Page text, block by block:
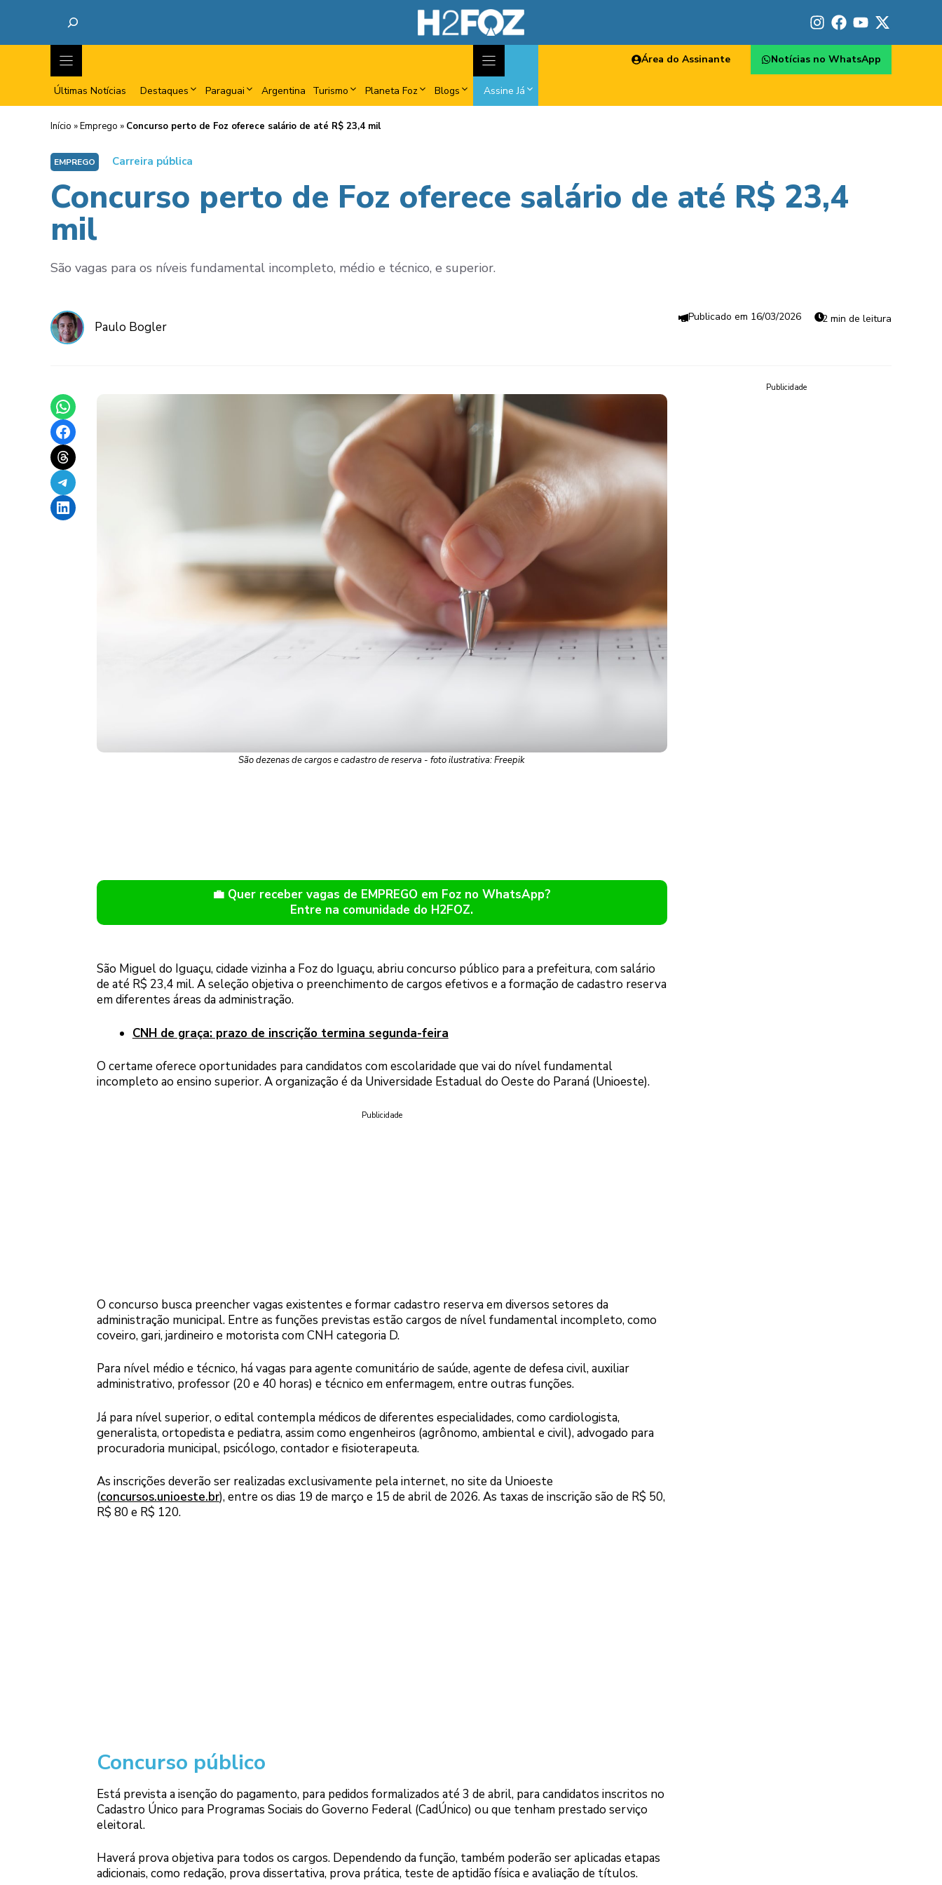
Últimas Notícias Destaques Paraguai Argentina Turismo Planeta Foz Blogs Assine Já
Área do Assinante Notícias no WhatsApp
Início »Emprego » Concurso perto de Foz oferece salário de até R$ 23,4 mil
EMPREGO Carreira pública
Concurso perto de Foz oferece salário de até R$ 23,4
mil
São vagas para os níveis fundamental incompleto, médio e técnico, e superior.
Paulo Bogler
16/03/2026 2 min de leitura
Share on WhatsApp
Share on Facebook
Share on Threads
Share on Telegram
Share on LinkedIn
São dezenas de cargos e cadastro de reserva - foto ilustrativa: Freepik
💼 Quer receber vagas de EMPREGO em Foz no WhatsApp?
Entre na comunidade do H2FOZ.
São Miguel do Iguaçu, cidade vizinha a Foz do Iguaçu, abriu concurso público para a prefeitura, com salário
de até R$ 23,4 mil. A seleção objetiva o preenchimento de cargos efetivos e a formação de cadastro reserva
em diferentes áreas da administração.
CNH de graça: prazo de inscrição termina segunda-feira
O certame oferece oportunidades para candidatos com escolaridade que vai do nível fundamental
incompleto ao ensino superior. A organização é da Universidade Estadual do Oeste do Paraná (Unioeste).
Publicidade
O concurso busca preencher vagas existentes e formar cadastro reserva em diversos setores da
administração municipal. Entre as funções previstas estão cargos de nível fundamental incompleto, como
coveiro, gari, jardineiro e motorista com CNH categoria D.
Para nível médio e técnico, há vagas para agente comunitário de saúde, agente de defesa civil, auxiliar
administrativo, professor (20 e 40 horas) e técnico em enfermagem, entre outras funções.
Já para nível superior, o edital contempla médicos de diferentes especialidades, como cardiologista,
generalista, ortopedista e pediatra, assim como engenheiros (agrônomo, ambiental e civil), advogado para
procuradoria municipal, psicólogo, contador e fisioterapeuta.
As inscrições deverão ser realizadas exclusivamente pela internet, no site da Unioeste
(concursos.unioeste.br), entre os dias 19 de março e 15 de abril de 2026. As taxas de inscrição são de R$ 50,
R$ 80 e R$ 120.
Concurso público
Está prevista a isenção do pagamento, para pedidos formalizados até 3 de abril, para candidatos inscritos no
Cadastro Único para Programas Sociais do Governo Federal (CadÚnico) ou que tenham prestado serviço
eleitoral.
Haverá prova objetiva para todos os cargos. Dependendo da função, também poderão ser aplicadas etapas
adicionais, como redação, prova dissertativa, prova prática, teste de aptidão física e avaliação de títulos.
Publicidade